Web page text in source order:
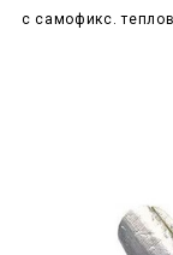
c самофикс.